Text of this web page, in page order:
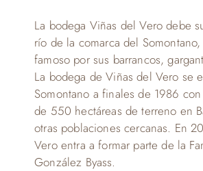
La bodega Viñas del Vero debe
río de la comarca del
famoso por sus barrancos,
La bodega de Viñas del Vero se
Somontano a finales de 1986
de 550 hectáreas de terreno en
otras poblaciones cercanas. En
Vero entra a formar parte de la
González Byass.